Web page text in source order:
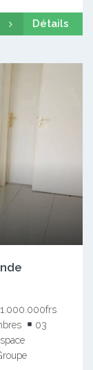
Détails
03